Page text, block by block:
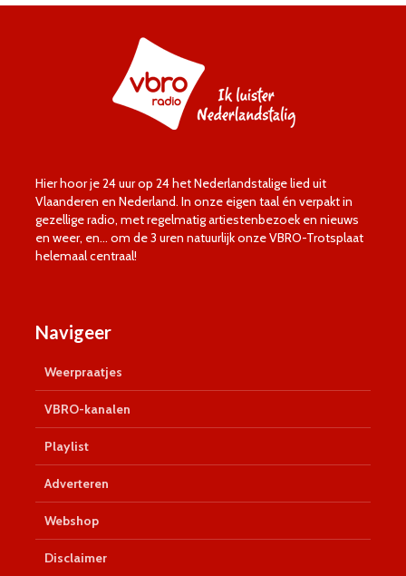
Hier hoor je 24 uur op 24 het Nederlandstalige lied uit
Vlaanderen en Nederland. In onze eigen taal én verpakt in
gezellige radio, met regelmatig artiestenbezoek en nieuws
en weer, en… om de 3 uren natuurlijk onze VBRO-Trotsplaat
helemaal centraal!
Navigeer
Weerpraatjes
VBRO-kanalen
Playlist
Adverteren
Webshop
Disclaimer